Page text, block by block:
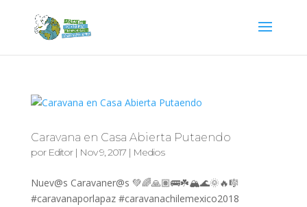
Caravana en Casa Abierta Putaendo
por Editor| Nov 9, 2017| Medios
Nuev@s Caravaner@s 💚🌈🙏🏽🚌☘️🏔🌊🌞🔥🎼
#caravanaporlapaz #caravanachilemexico2018